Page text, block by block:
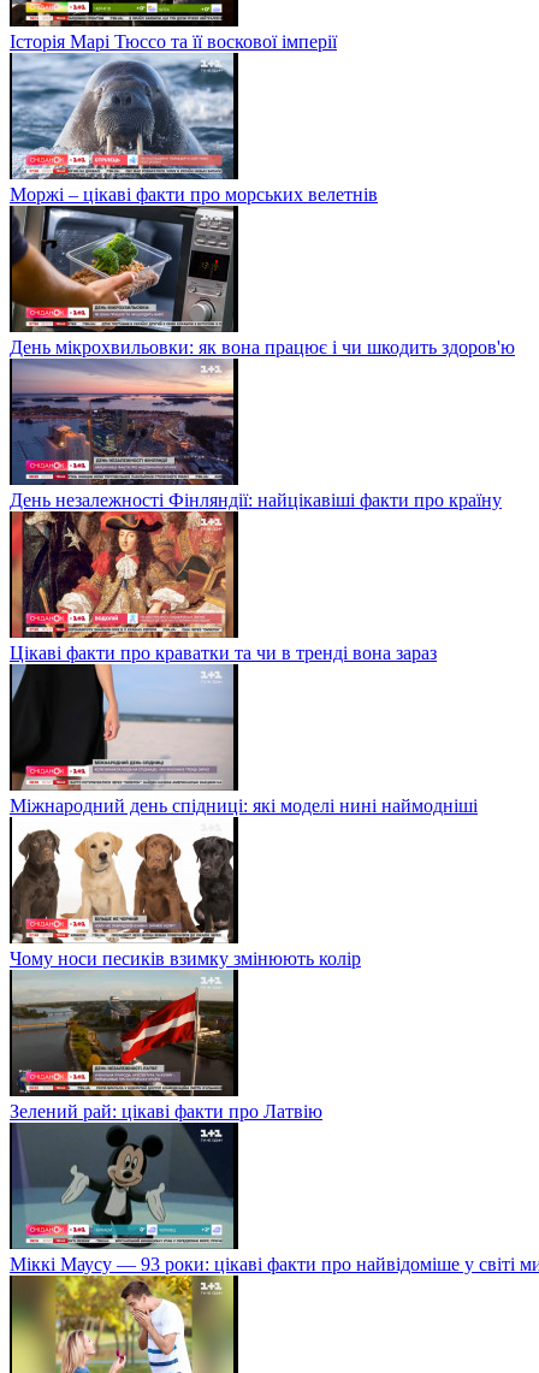
Історія Марі Тюссо та її воскової імперії
Моржі – цікаві факти про морських велетнів
День мікрохвильовки: як вона працює і чи шкодить здоров'ю
День незалежності Фінляндії: найцікавіші факти про країну
Цікаві факти про краватки та чи в тренді вона зараз
Міжнародний день спідниці: які моделі нині наймодніші
Чому носи песиків взимку змінюють колір
Зелений рай: цікаві факти про Латвію
Міккі Маусу — 93 роки: цікаві факти про найвідоміше у світі